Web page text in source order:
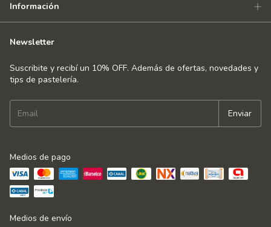
Información
Newsletter
Suscribite y recibí un 10% OFF. Además de ofertas, novedades y
tips de pastelería.
Medios de pago
Medios de envío